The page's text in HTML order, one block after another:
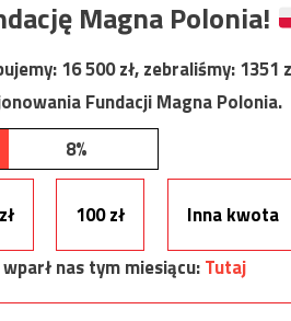
Magna Polonia!
16 500zł, zebraliśmy:1351
Fundacji Magna Polonia.
8%
100 zł
Inna kwota
nas tym miesiącu:Tutaj